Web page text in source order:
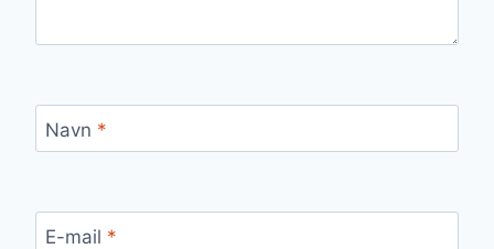
Navn *
E-mail *